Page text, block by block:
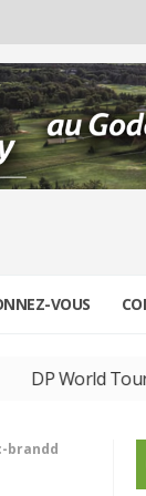
VOUS
DP World Tour|
brandd